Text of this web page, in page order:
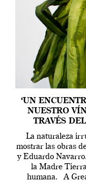
‘UN
NUESTRO
TRAVÉS
La naturaleza
mostrar las obras
y Eduardo
la Madre
humana. A